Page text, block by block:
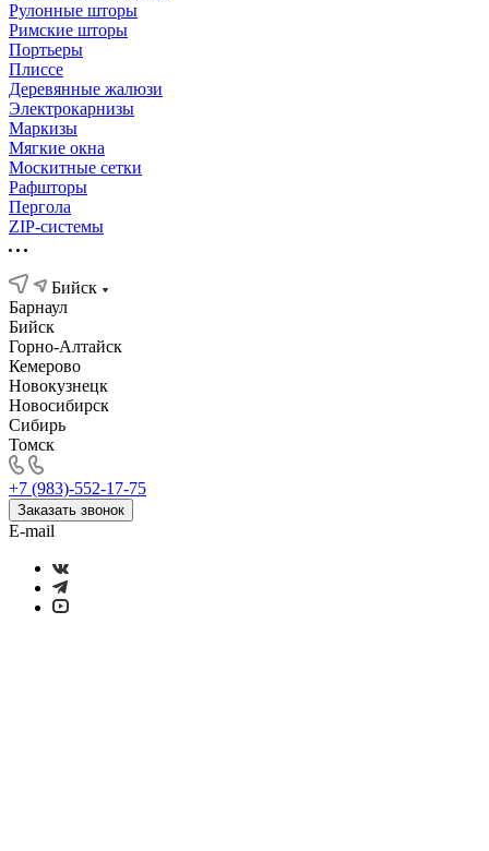
Рулонные шторы
Римские шторы
Портьеры
Плиссе
Деревянные жалюзи
Электрокарнизы
Маркизы
Мягкие окна
Москитные сетки
Рафшторы
Пергола
ZIP-системы
Бийск
Барнаул
Бийск
Горно-Алтайск
Кемерово
Новокузнецк
Новосибирск
Сибирь
Томск
+7 (983)-552-17-75
Заказать звонок
E-mail